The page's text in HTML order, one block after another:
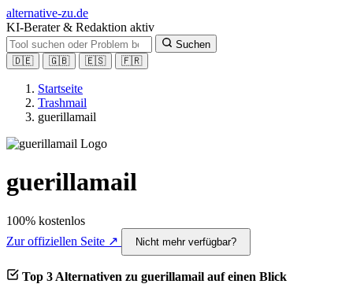
alternative-zu.de
KI-Berater & Redaktion aktiv
Suchen
🇩🇪
🇬🇧 🇪🇸 🇫🇷
Startseite
Trashmail
guerillamail
guerillamail
100% kostenlos
Zur offiziellen Seite ↗
Nicht mehr verfügbar?
Top 3 Alternativen zu guerillamail auf einen Blick